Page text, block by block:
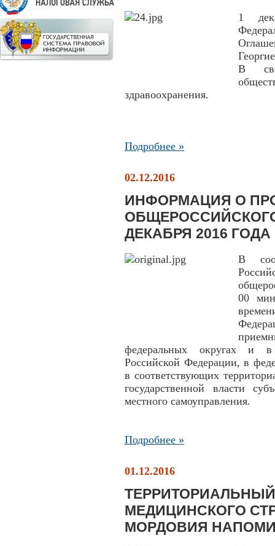
1
В
здравоохранения.
Подробнее »
02.12.2016
ИНФОРМАЦИЯ О
ДЕКАБРЯ 2016 ГОДА
В
00
федеральных округах и в
Российской Федерации, в
в соответствующих
государственной власти
местного самоуправления.
Подробнее »
01.12.2016
МЕДИЦИНСКОГО
МОРДОВИЯ